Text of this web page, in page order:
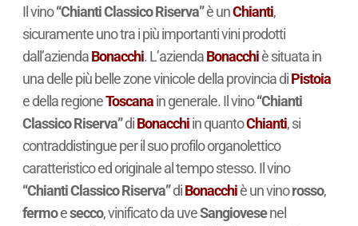
Il vino“Chianti Classico Riserva”è unChianti,
sicuramente uno tra i più importanti vini prodotti
dall’aziendaBonacchi. L’aziendaBonacchiè situata in
una delle più belle zone vinicole della provincia diPistoia
e della regioneToscanain generale. Il vino“Chianti
Classico Riserva”diBonacchiin quantoChianti, si
contraddistingue per il suo profilo organolettico
caratteristico ed originale al tempo stesso. Il vino
“Chianti Classico Riserva”diBonacchiè un vinorosso,
fermoesecco, vinificato da uveSangiovesenel